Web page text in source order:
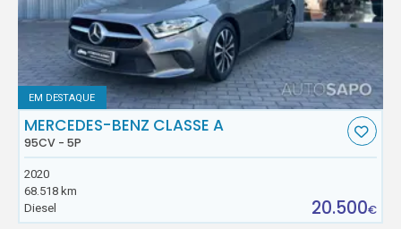
EM DESTAQUE
MERCEDES-BENZ CLASSE A
95CV - 5P
2020
68.518 km
Diesel
20.500€